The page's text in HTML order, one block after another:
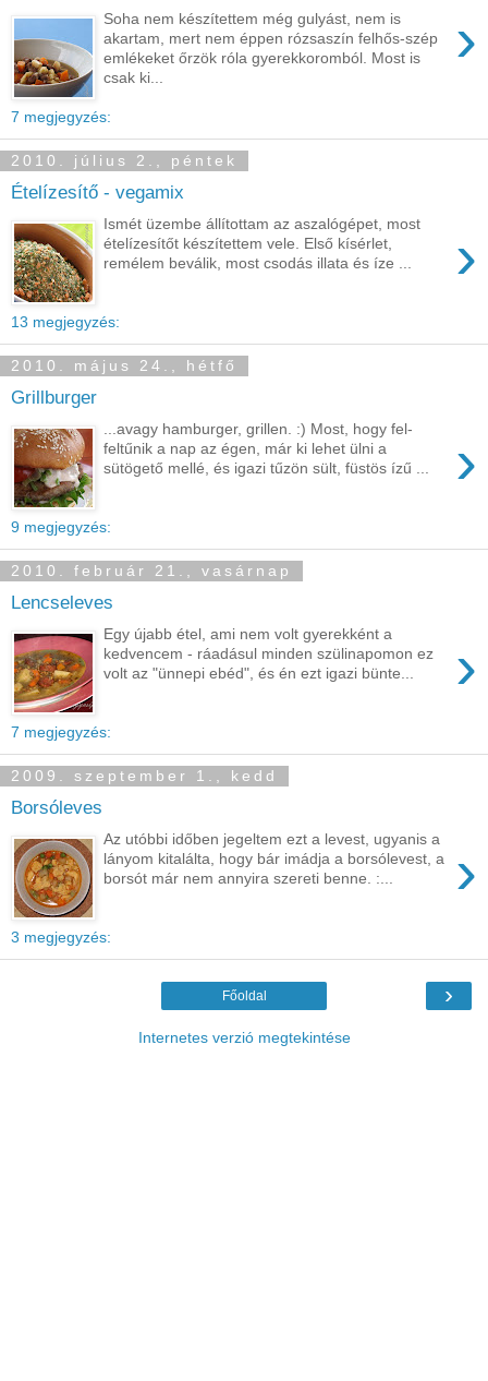
›
Soha nem készítettem még gulyást, nem is
akartam, mert nem éppen rózsaszín felhős-szép
emlékeket őrzök róla gyerekkoromból. Most is
csak ki...
7 megjegyzés:
2010. július 2., péntek
Ételízesítő - vegamix
›
Ismét üzembe állítottam az aszalógépet, most
ételízesítőt készítettem vele. Első kísérlet,
remélem beválik, most csodás illata és íze ...
13 megjegyzés:
2010. május 24., hétfő
Grillburger
›
...avagy hamburger, grillen. :) Most, hogy fel-
feltűnik a nap az égen, már ki lehet ülni a
sütögető mellé, és igazi tűzön sült, füstös ízű ...
9 megjegyzés:
2010. február 21., vasárnap
Lencseleves
›
Egy újabb étel, ami nem volt gyerekként a
kedvencem - ráadásul minden szülinapomon ez
volt az "ünnepi ebéd", és én ezt igazi bünte...
7 megjegyzés:
2009. szeptember 1., kedd
Borsóleves
›
Az utóbbi időben jegeltem ezt a levest, ugyanis a
lányom kitalálta, hogy bár imádja a borsólevest, a
borsót már nem annyira szereti benne. :...
3 megjegyzés:
›
Főoldal
Internetes verzió megtekintése